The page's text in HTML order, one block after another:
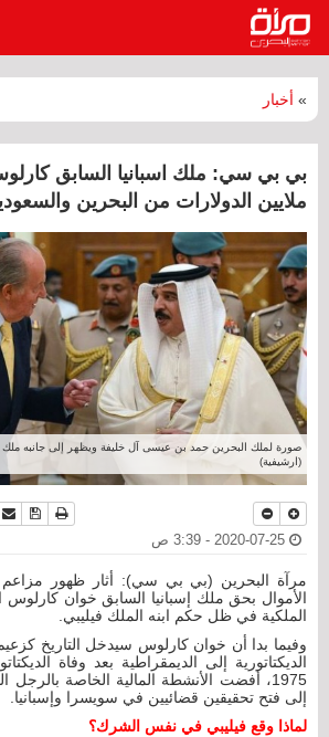
» أخبار
بي بي سي: ملك اسبانيا السابق
ملايين الدولارات من البحرين
صورة لملك البحرين حمد بن عيسى آل خليفة ويظهر إلى جانبه ملك
(ارشيفية)
نسخةحفظ
مرآة البحرين (بي بي سي): أثار ظهور مزاعم
الأموال بحق ملك إسبانيا السابق خوان
الملكية في ظل حكم ابنه الملك فيليبي.
وفيما بدا أن خوان كارلوس سيدخل التاريخ
الديكتاتورية إلى الديمقراطية بعد وفاة
إلى فتح تحقيقين قضائيين في سويسرا وإسبانيا.
لماذا وقع فيليبي في نفس الشرك؟